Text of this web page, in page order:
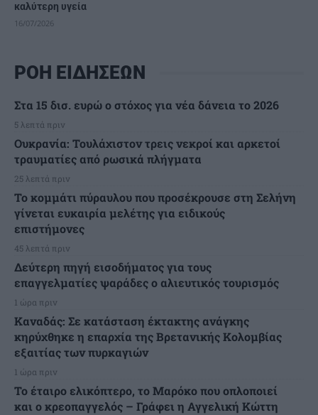
καλύτερη υγεία
16/07/2026
ΡΟΗ ΕΙΔΗΣΕΩΝ
Στα 15 δισ. ευρώ ο στόχος για νέα δάνεια το 2026
5 λεπτά πριν
Ουκρανία: Τουλάχιστον τρεις νεκροί και αρκετοί
τραυματίες από ρωσικά πλήγματα
25 λεπτά πριν
Το κομμάτι πύραυλου που προσέκρουσε στη Σελήνη
γίνεται ευκαιρία μελέτης για ειδικούς
επιστήμονες
45 λεπτά πριν
Δεύτερη πηγή εισοδήματος για τους
επαγγελματίες ψαράδες ο αλιευτικός τουρισμός
1 ώρα πριν
Καναδάς: Σε κατάσταση έκτακτης ανάγκης
κηρύχθηκε η επαρχία της Βρετανικής Κολομβίας
εξαιτίας των πυρκαγιών
1 ώρα πριν
Το έταιρο ελικόπτερο, το Μαρόκο που οπλοποιεί
και ο κρεοπαγγελός – Γράφει η Αγγελική Κώττη